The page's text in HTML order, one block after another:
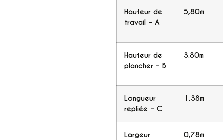
Hauteur de
travail – A
5,80m
Hauteur de
plancher – B
3.80m
Longueur
repliée – C
1,38m
Largeur
0,78m